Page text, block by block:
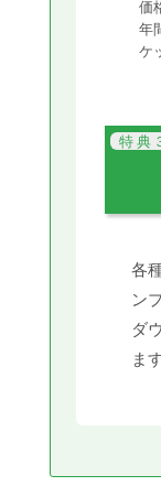
価
年
ケ
各
ン
ダ
ま